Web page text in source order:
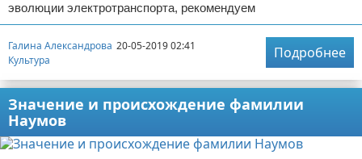
эволюции электротранспорта, рекомендуем
Галина Александрова 20-05-2019 02:41
Культура
Подробнее
Значение и происхождение фамилии
Наумов